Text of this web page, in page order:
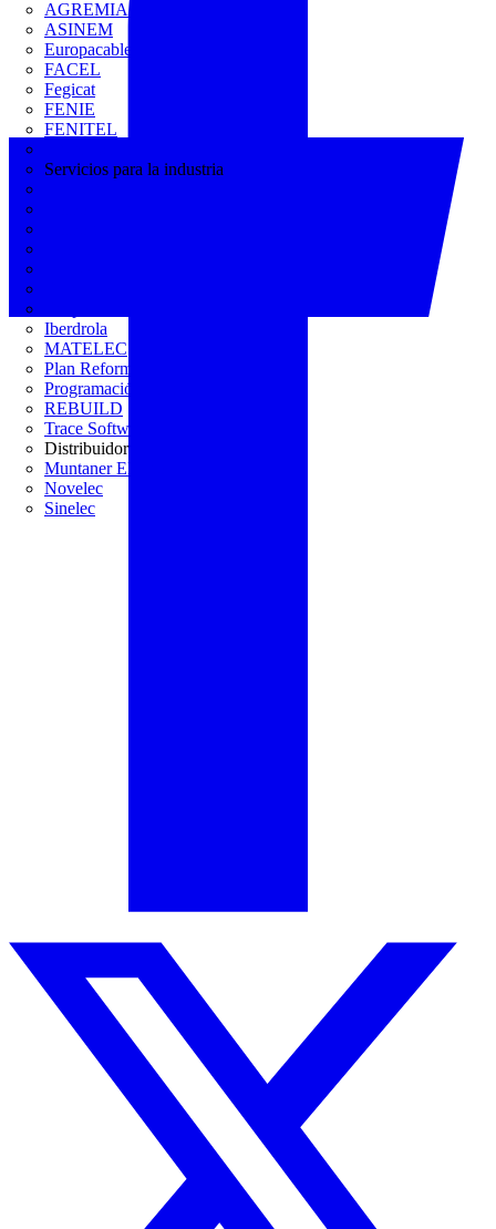
AGREMIA
ASINEM
Europacable
FACEL
Fegicat
FENIE
FENITEL
Servicios para la industria
Iberdrola
MATELEC
Plan Reforma
Programación Integral
REBUILD
Trace Software
Distribuidor
Muntaner Electro
Novelec
Sinelec